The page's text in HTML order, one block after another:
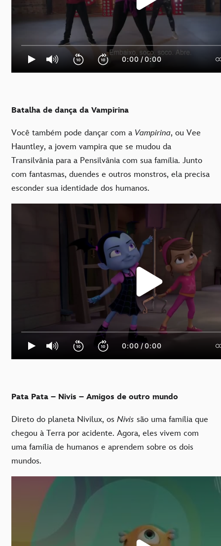
Batalha de dança da Vampirina
Você também pode dançar com a Vampirina, ou Vee
Hauntley, a jovem vampira que se mudou da
Transilvânia para a Pensilvânia com sua família. Junto
com fantasmas, duendes e outros monstros, ela precisa
esconder sua identidade dos humanos.
Pata Pata – Nivis – Amigos de outro mundo
Direto do planeta Nivilux, os Nivis são uma família que
chegou à Terra por acidente. Agora, eles vivem com
uma família de humanos e aprendem sobre os dois
mundos.